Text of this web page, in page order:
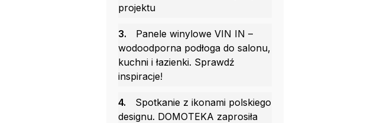
projektu
3.
Panele winylowe VIN IN –
wodoodporna podłoga do salonu,
kuchni i łazienki. Sprawdź
inspiracje!
4.
Spotkanie z ikonami polskiego
designu. DOMOTEKA zaprosiła